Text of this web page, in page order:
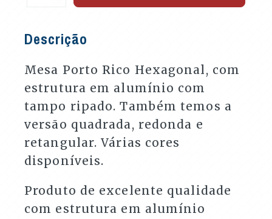
quantidade
Descrição
Mesa Porto Rico Hexagonal, com
estrutura em alumínio com
tampo ripado. Também temos a
versão quadrada, redonda e
retangular. Várias cores
disponíveis.
Produto de excelente qualidade
com estrutura em alumínio